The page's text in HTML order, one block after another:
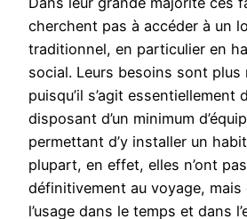
cherchent pas à accéder à un
traditionnel, en particulier en
social. Leurs besoins sont plus
puisqu’il s’agit essentiellement
disposant d’un minimum
permettant d’y installer un
plupart, en effet, elles n’ont
définitivement au voyage, mais
l’usage dans le temps et dans